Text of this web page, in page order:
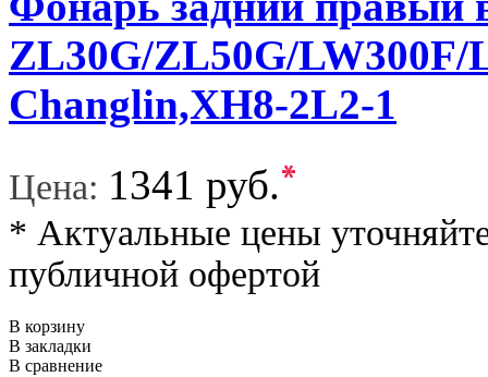
ZL30G/ZL50G/LW300F/
Changlin,XH8-2L2-1
Цена: 1341 руб.*
* Актуальные цены
публичной офертой
В корзину
В закладки
В сравнение